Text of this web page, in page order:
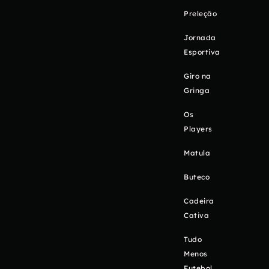
Preleção
Jornada
Esportiva
Giro na
Gringa
Os
Players
Matula
Buteco
Cadeira
Cativa
Tudo
Menos